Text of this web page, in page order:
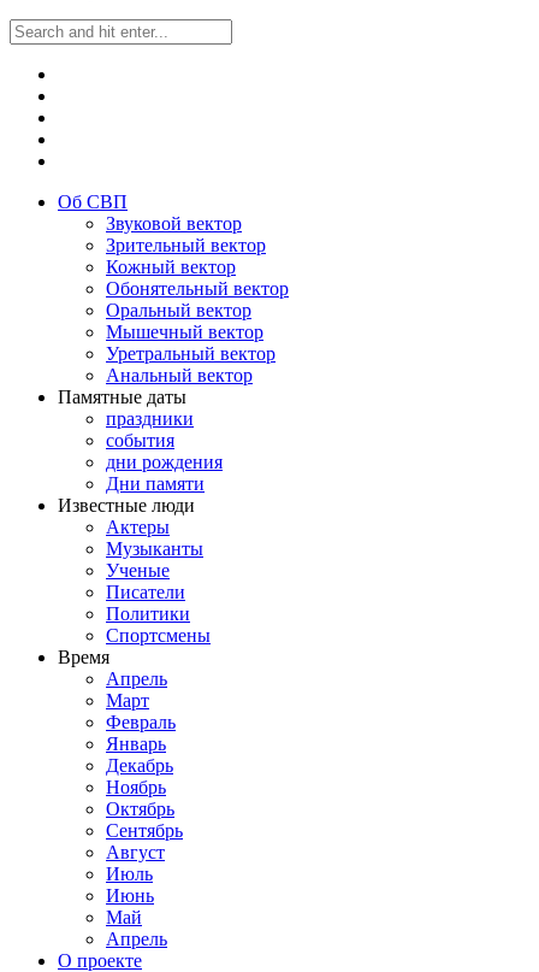
Об СВП
Звуковой вектор
Зрительный вектор
Кожный вектор
Обонятельный вектор
Оральный вектор
Мышечный вектор
Уретральный вектор
Анальный вектор
Памятные даты
праздники
события
дни рождения
Дни памяти
Известные люди
Актеры
Музыканты
Ученые
Писатели
Политики
Спортсмены
Время
Апрель
Март
Февраль
Январь
Декабрь
Ноябрь
Октябрь
Сентябрь
Август
Июль
Июнь
Май
Апрель
О проекте